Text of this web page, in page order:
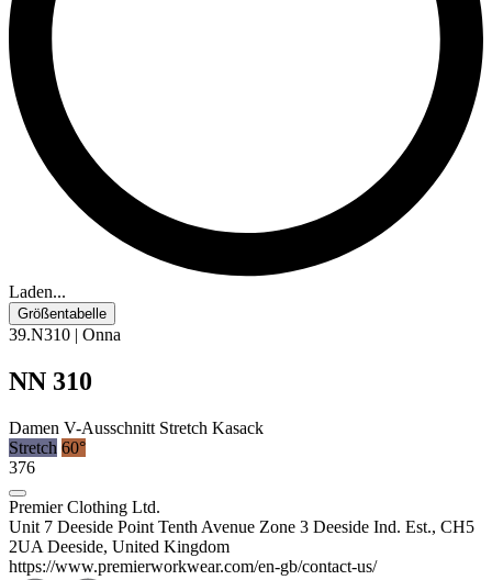
Laden...
Größentabelle
39.N310 | Onna
NN 310
Damen V-Ausschnitt Stretch Kasack
Stretch 60°
376
Premier Clothing Ltd.
Unit 7 Deeside Point Tenth Avenue Zone 3 Deeside Ind. Est., CH5
2UA Deeside, United Kingdom
https://www.premierworkwear.com/en-gb/contact-us/